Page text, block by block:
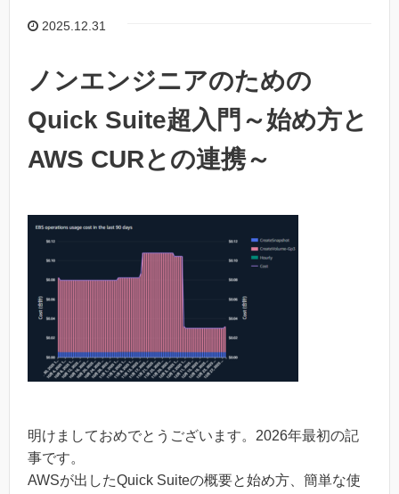
2025.12.31
ノンエンジニアのための
Quick Suite超入門～始め方と
AWS CURとの連携～
明けましておめでとうございます。2026年最初の記
事です。
AWSが出したQuick Suiteの概要と始め方、簡単な使